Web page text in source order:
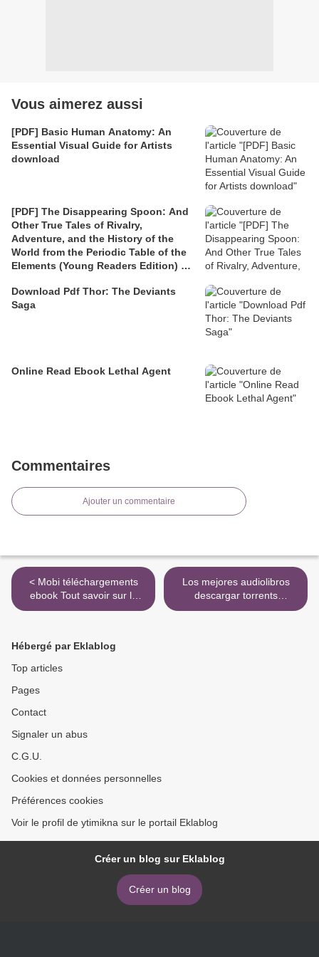
Vous aimerez aussi
[PDF] Basic Human Anatomy: An
Essential Visual Guide for Artists
download
[PDF] The Disappearing Spoon: And
Other True Tales of Rivalry,
Adventure, and the History of the
World from the Periodic Table of the
Elements (Young Readers Edition) by
Download Pdf Thor: The Deviants
Saga
Online Read Ebook Lethal Agent
Commentaires
Ajouter un commentaire
< Mobi téléchargements
ebook Tout savoir sur la
fonction publique - Spécial
Gévart
Los mejores audiolibros
descargar torrents
STARTEN WIR A1 AB+CD-
Hébergé par Eklablog
Top articles
Pages
Contact
Signaler un abus
C.G.U.
Cookies et données personnelles
Préférences cookies
Voir le profil de ytimikna sur le portail Eklablog
Créer un blog sur Eklablog
Créer un blog